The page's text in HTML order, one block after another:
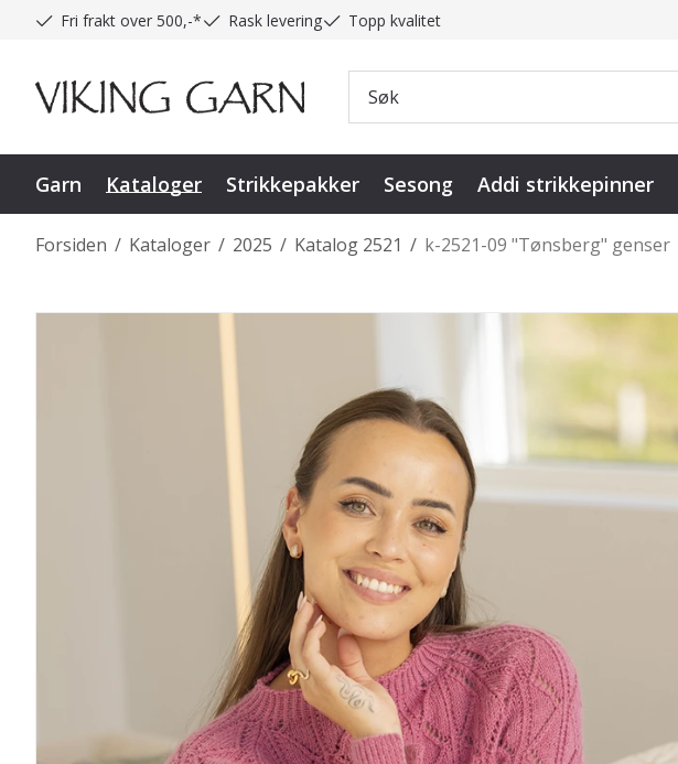
Fri frakt over 500,-* Rask levering Topp kvalitet
Garn Kataloger Strikkepakker Sesong Addi strikkepinner
/
Forsiden /
Kataloger /
2025 /
Katalog 2521 k-2521-09 "Tønsberg" genser